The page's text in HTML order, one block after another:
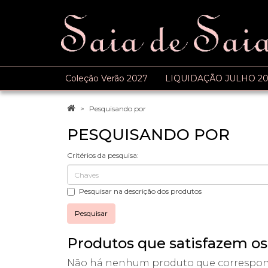
Coleção Verão 2027 LIQUIDAÇÃO JULHO
Pesquisando por
PESQUISANDO POR
Critérios da pesquisa:
Pesquisar na descrição dos produtos
Produtos que satisfazem
Não há nenhum produto que